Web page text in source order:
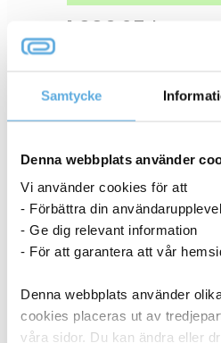
Samtycke
Denna webbplats använder
Vi använder cookies för att
- Förbättra din
- Ge dig relevant information
- För att garantera att vår
Denna webbplats använder
cookies placeras ut av
våra sidor. Du kan ändra eller
1 336,25 kr
1 648,75kr
3-5 dagar
Lasertoner OKI 42804545
27040067
I lager